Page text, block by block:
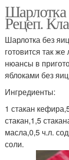
Шарлотка
Рецеп.
Шарлотка без
готовится так
нюансы в
яблоками без
Ингредиенты:
1 стакан
стакан,1,5
масла,0,5 ч.л.
соли.